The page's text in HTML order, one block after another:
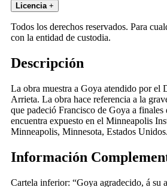
Licencia +
Todos los derechos reservados. Para
con la entidad de custodia.
Descripción
La obra muestra a Goya atendido por el
Arrieta. La obra hace referencia a la
que padeció Francisco de Goya a
encuentra expuesto en el Minneapolis
Minneapolis, Minnesota, Estados Unidos.
Información
Cartela inferior: “Goya agradecido, á su